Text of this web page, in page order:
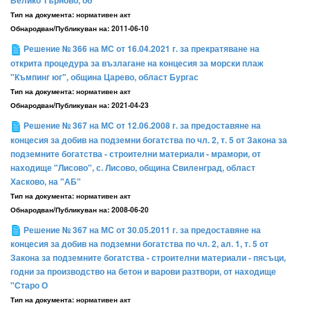
Тип на документа: нормативен акт
Обнародван/Публикуван на: 2011-06-10
Решение № 366 на МС от 16.04.2021 г. за прекратяване на
открита процедура за възлагане на концесия за морски плаж
"Къмпинг юг", община Царево, област Бургас
Тип на документа: нормативен акт
Обнародван/Публикуван на: 2021-04-23
Решение № 367 на МС от 12.06.2008 г. за предоставяне на
концесия за добив на подземни богатства по чл. 2, т. 5 от Закона за
подземните богатства - строителни материали - мрамори, от
находище "Лисово", с. Лисово, община Свиленград, област
Хасково, на "АБ"
Тип на документа: нормативен акт
Обнародван/Публикуван на: 2008-06-20
Решение № 367 на МС от 30.05.2011 г. за предоставяне на
концесия за добив на подземни богатства по чл. 2, ал. 1, т. 5 от
Закона за подземните богатства - строителни материали - пясъци,
годни за производство на бетон и варови разтвори, от находище
"Старо О
Тип на документа: нормативен акт